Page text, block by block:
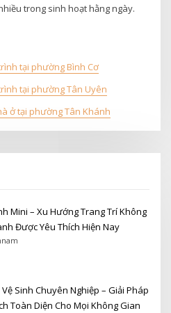
trong sinh hoạt hằng ngày.
tại phường Bình Cơ
tại phường Tân Uyên
ở tại phường Tân Khánh
Mini – Xu Hướng Trang Trí Không
Được Yêu Thích Hiện Nay
Vệ Sinh Chuyên Nghiệp – Giải Pháp
Toàn Diện Cho Mọi Không Gian